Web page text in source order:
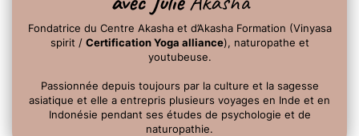
Fondatrice du Centre Akasha et d’Akasha Formation (Vinyasa
spirit / Certification Yoga alliance), naturopathe et
youtubeuse.
Passionnée depuis toujours par la culture et la sagesse
asiatique et elle a entrepris plusieurs voyages en Inde et en
Indonésie pendant ses études de psychologie et de
naturopathie.